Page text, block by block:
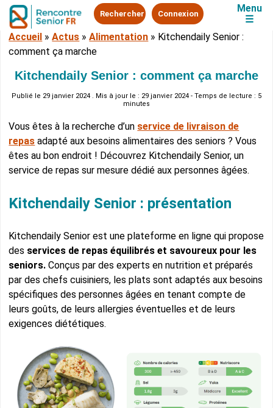
Rechercher Connexion
Menu
☰
Accueil »Actus »Alimentation » Kitchendaily Senior :
comment ça marche
Kitchendaily Senior : comment ça marche
Publié le 29 janvier 2024 . Mis à jour le : 29 janvier 2024 - Temps de lecture : 5
minutes
Vous êtes à la recherche d’un service de livraison de
repas adapté aux besoins alimentaires des seniors ? Vous
êtes au bon endroit ! Découvrez Kitchendaily Senior, un
service de repas sur mesure dédié aux personnes âgées.
Kitchendaily Senior : présentation
Kitchendaily Senior est une plateforme en ligne qui propose
des services de repas équilibrés et savoureux pour les
seniors. Conçus par des experts en nutrition et préparés
par des chefs cuisiniers, les plats sont adaptés aux besoins
spécifiques des personnes âgées en tenant compte de
leurs goûts, de leurs allergies éventuelles et de leurs
exigences diététiques.